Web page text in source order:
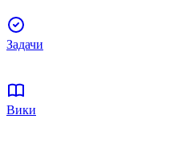
Задачи
Вики